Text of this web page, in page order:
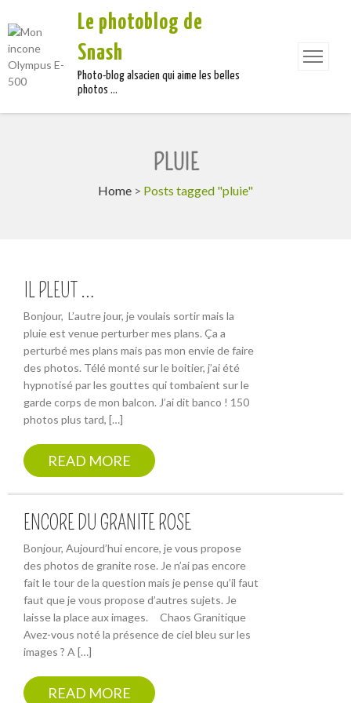
Le photoblog de
Snash
Photo-blog alsacien qui aime les belles
photos …
PLUIE
Home > Posts tagged "pluie"
IL PLEUT …
Bonjour, L’autre jour, je voulais sortir mais la
pluie est venue perturber mes plans. Ça a
perturbé mes plans mais pas mon envie de faire
des photos. Télé monté sur le boitier, j’ai été
hypnotisé par les gouttes qui tombaient sur le
garde corps de mon balcon. J’ai dit banco ! 150
photos plus tard, […]
READ MORE
ENCORE DU GRANITE ROSE
Bonjour, Aujourd’hui encore, je vous propose
des photos de granite rose. Je n’ai pas encore
fait le tour de la question mais je pense qu’il faut
faut que je vous propose d’autres sujets. Je
laisse la place aux images. Chaos Granitique
Avez-vous noté la présence de ciel bleu sur les
images ? A […]
READ MORE